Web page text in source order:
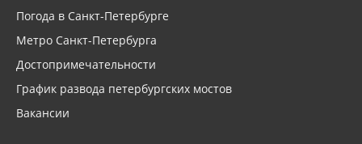
Погода в Санкт-Петербурге
Метро Санкт-Петербурга
Достопримечательности
График развода петербургских мостов
Вакансии